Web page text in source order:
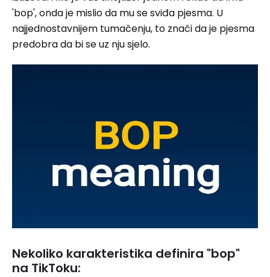
'bop', onda je mislio da mu se sviđa pjesma. U
najjednostavnijem tumačenju, to znači da je pjesma
predobra da bi se uz nju sjelo.
Nekoliko karakteristika definira "bop"
na TikToku: